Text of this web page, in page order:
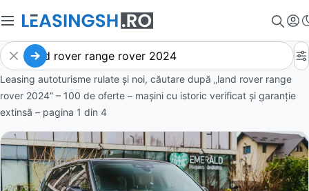
Leasing autoturisme rulate și noi, căutare după „land rover range
rover 2024” – 100 de oferte – mașini cu istoric verificat și garanție
extinsă – pagina 1 din 4